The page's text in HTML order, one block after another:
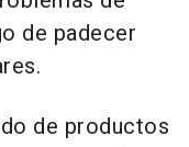
de padecer
de productos